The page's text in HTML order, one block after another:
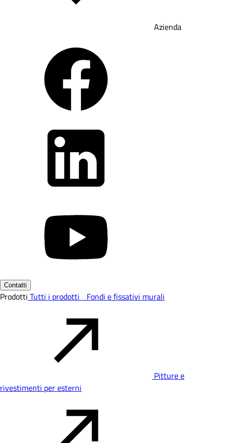
Azienda
Contatti
Prodotti Tutti i prodotti Fondi e fissativi murali
Pitture e
rivestimenti per esterni